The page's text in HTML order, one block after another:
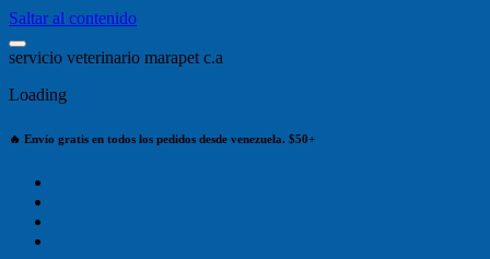
Saltar al contenido
servicio veterinario marapet c.a
Loading
🔥 Envío gratis en todos los pedidos desde venezuela. $50+